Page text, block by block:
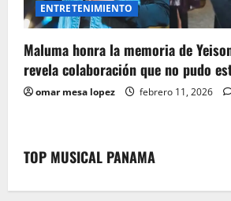
ENTRETENIMIENTO
Maluma honra la memoria de
revela colaboración que no pudo
omar mesa lopez febrero 11, 2026
TOP MUSICAL PANAMA